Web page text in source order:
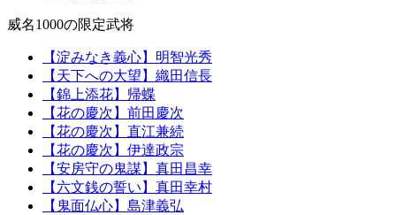
威名1000の限定武将
【淀みなき義心】明智光秀
【天下への大望】織田信長
【錦上添花】帰蝶
【花の慶次】前田慶次
【花の慶次】直江兼続
【花の慶次】伊達政宗
【安房守の鬼謀】真田昌幸
【六文銭の誓い】真田幸村
【鬼面仏心】島津義弘